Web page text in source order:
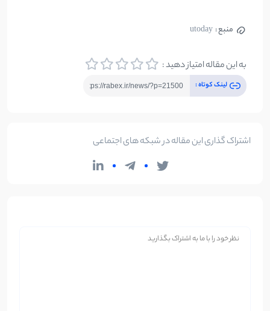
منبع : utoday
به این مقاله امتیاز دهید :
لینک کوتاه :
اشتراک گذاری این مقاله در شبکه های اجتماعی